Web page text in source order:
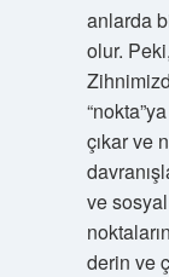
anlarda
olur.
çıkar ve
ve
derin ve